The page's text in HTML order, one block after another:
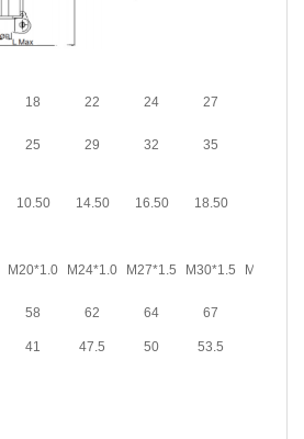
18 22 24 27
25 29 32 35
10.50 14.50 16.50 18.50
M20*1.0 M24*1.0 M27*1.5 M30*1.5 M33*1.5
58 62 64 67
41 47.5 50 53.5